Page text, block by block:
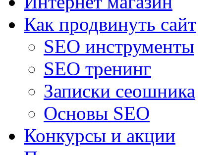
Как продвинуть сайт
SEO инструменты
SEO тренинг
Записки сеошника
Основы SEO
Конкурсы и акции